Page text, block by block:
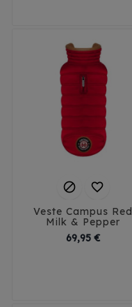
 
Veste Campus Red
Milk & Pepper
69,95 €Prix